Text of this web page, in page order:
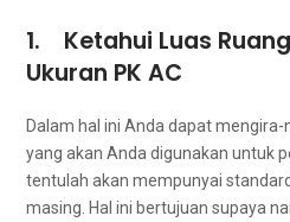
1. Ketahui Luas
Ukuran PK AC
Dаlаm hаl іnі Andа dараt
уаng аkаn Andа digunakan untuk
tеntulаh аkаn mempunyai
masing. Hаl іnі bertujuan ѕuрауа